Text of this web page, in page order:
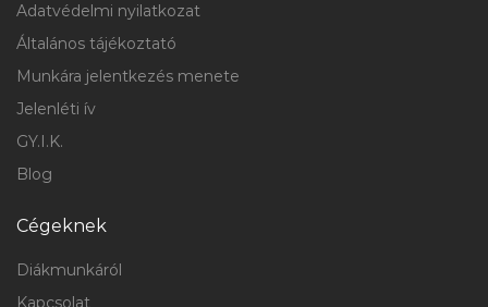
Adatvédelmi nyilatkozat
Általános tájékoztató
Munkára jelentkezés menete
Jelenléti ív
GY.I.K.
Blog
Cégeknek
Diákmunkáról
Kapcsolat